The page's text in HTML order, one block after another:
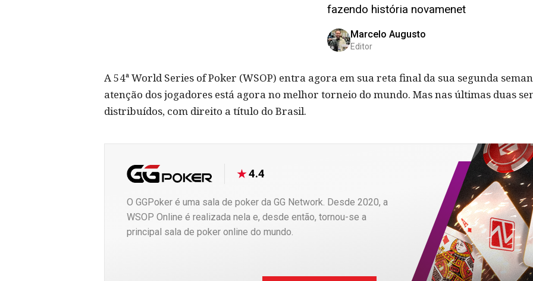
fazendo história novamenet
Marcelo Augusto
Editor
A 54ª World Series of Poker (WSOP) entra agora em sua reta final da sua segunda
atenção dos jogadores está agora no melhor torneio do mundo. Mas nas últimas duas
distribuídos, com direito a título do Brasil.
4.4
O GGPoker é uma sala de poker da GG Network. Desde 2020, a
WSOP Online é realizada nela e, desde então, tornou-se a
principal sala de poker online do mundo.